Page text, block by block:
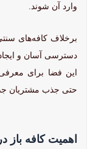
وارد آن شوند.
برخلاف کافه‌های
دسترسی آسان و ایجاد
این فضا برای
حتی جذب مشتریان
اهمیت کافه باز